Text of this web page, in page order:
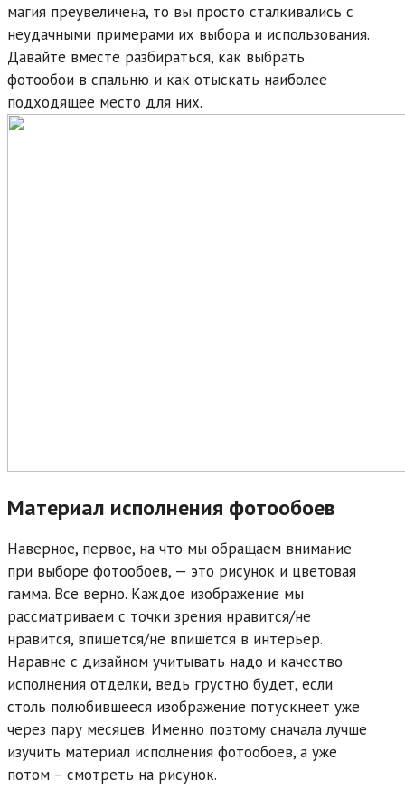
магия преувеличена, то вы просто сталкивались с
неудачными примерами их выбора и использования.
Давайте вместе разбираться, как выбрать
фотообои в спальню и как отыскать наиболее
подходящее место для них.
Материал исполнения фотообоев
Наверное, первое, на что мы обращаем внимание
при выборе фотообоев, — это рисунок и цветовая
гамма. Все верно. Каждое изображение мы
рассматриваем с точки зрения нравится/не
нравится, впишется/не впишется в интерьер.
Наравне с дизайном учитывать надо и качество
исполнения отделки, ведь грустно будет, если
столь полюбившееся изображение потускнеет уже
через пару месяцев. Именно поэтому сначала лучше
изучить материал исполнения фотообоев, а уже
потом – смотреть на рисунок.